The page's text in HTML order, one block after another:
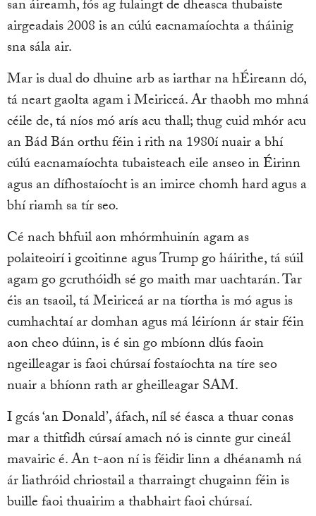
san áireamh, fós ag fulaingt de dheasca thubaiste
airgeadais 2008 is an cúlú eacnamaíochta a tháinig
sna sála air.
Mar is dual do dhuine arb as iarthar na hÉireann dó,
tá neart gaolta agam i Meiriceá. Ar thaobh mo mhná
céile de, tá níos mó arís acu thall; thug cuid mhór acu
an Bád Bán orthu féin i rith na 1980í nuair a bhí
cúlú eacnamaíochta tubaisteach eile anseo in Éirinn
agus an dífhostaíocht is an imirce chomh hard agus a
bhí riamh sa tír seo.
Cé nach bhfuil aon mhórmhuinín agam as
polaiteoirí i gcoitinne agus Trump go háirithe, tá súil
agam go gcruthóidh sé go maith mar uachtarán. Tar
éis an tsaoil, tá Meiriceá ar na tíortha is mó agus is
cumhachtaí ar domhan agus má léiríonn ár stair féin
aon cheo dúinn, is é sin go mbíonn dlús faoin
ngeilleagar is faoi chúrsaí fostaíochta na tíre seo
nuair a bhíonn rath ar gheilleagar SAM.
I gcás ‘an Donald’, áfach, níl sé éasca a thuar conas
mar a thitfidh cúrsaí amach nó is cinnte gur cineál
mavairic é. An t-aon ní is féidir linn a dhéanamh ná
ár liathróid chriostail a tharraingt chugainn féin is
buille faoi thuairim a thabhairt faoi chúrsaí.